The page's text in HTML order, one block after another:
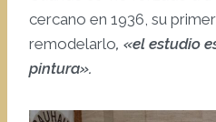
cercano en 1936, su
remodelarlo, «el estudio
pintura».